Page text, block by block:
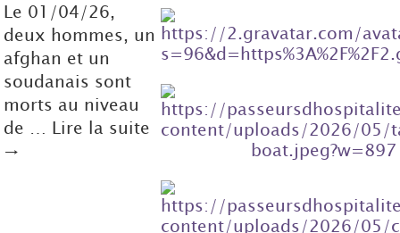
Le 01/04/26,
deux hommes, un
afghan et un
soudanais sont
morts au niveau
de … Lire la suite
→